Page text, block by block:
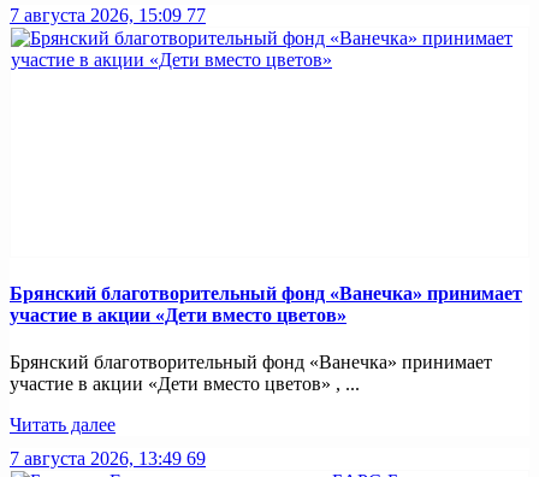
7 августа 2026, 15:09 77
Брянский благотворительный фонд «Ванечка» принимает
участие в акции «Дети вместо цветов»
Брянский благотворительный фонд «Ванечка» принимает
участие в акции «Дети вместо цветов» , ...
Читать далее
7 августа 2026, 13:49 69